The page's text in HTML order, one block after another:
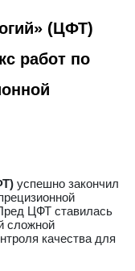
(ЦФТ)
работ по
успешно закончил
ЦФТ ставилась
сложной
качества для